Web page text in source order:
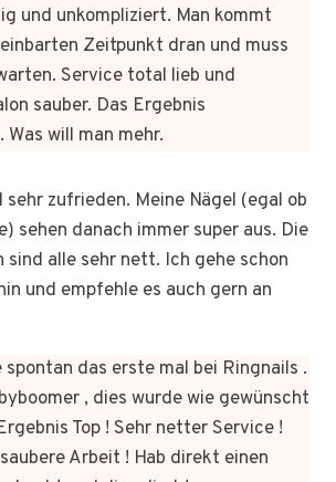
und unkompliziert. Man kommt
Zeitpunkt dran und muss
Service total lieb und
sauber. Das Ergebnis
Was will man mehr.
sehr zufrieden. Meine Nägel (egal ob
sehen danach immer super aus. Die
alle sehr nett. Ich gehe schon
und empfehle es auch gern an
spontan das erste mal bei Ringnails .
, dies wurde wie gewünscht
Top ! Sehr netter Service !
Arbeit ! Hab direkt einen